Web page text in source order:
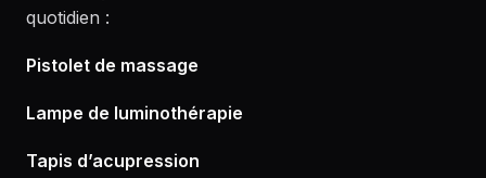
quotidien :
Pistolet de massage
Lampe de luminothérapie
Tapis d’acupression